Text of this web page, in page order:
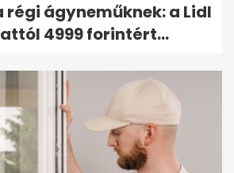
régi ágyneműknek: a Lidl
4999 forintért...